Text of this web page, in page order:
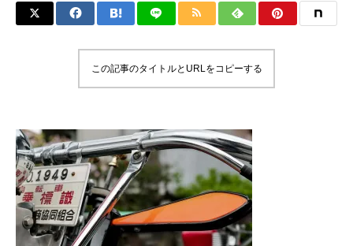
イギリス車
ENGLAND
ドイツ車
GERMANY
この記事のタイトルとURLをコピーする